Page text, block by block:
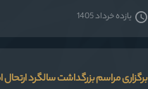
یازده خرداد 1405
برگزاری مراسم بزرگداشت سالگرد